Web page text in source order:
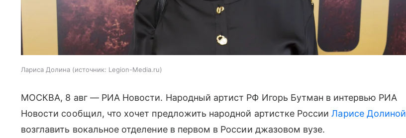
Лариса Долина источник: Legion-Media.ru
МОСКВА, 8 авг — РИА Новости. Народный артист РФ Игорь Бутман в интервью РИА
Новости сообщил, что хочет предложить народной артистке РоссииЛарисе Долиной
возглавить вокальное отделение в первом в России джазовом вузе.